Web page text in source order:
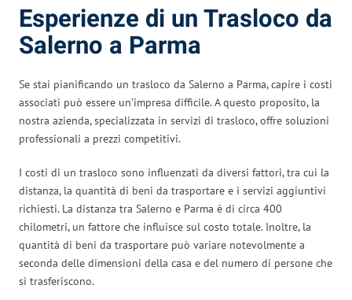
Esperienze di un Trasloco da
Salerno a Parma
Se stai pianificando un trasloco da Salerno a Parma, capire i costi
associati può essere un’impresa difficile. A questo proposito, la
nostra azienda, specializzata in servizi di trasloco, offre soluzioni
professionali a prezzi competitivi.
I costi di un trasloco sono influenzati da diversi fattori, tra cui la
distanza, la quantità di beni da trasportare e i servizi aggiuntivi
richiesti. La distanza tra Salerno e Parma è di circa 400
chilometri, un fattore che influisce sul costo totale. Inoltre, la
quantità di beni da trasportare può variare notevolmente a
seconda delle dimensioni della casa e del numero di persone che
si trasferiscono.